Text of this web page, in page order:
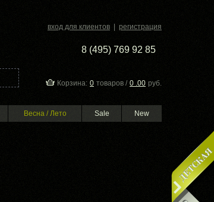
вход для клиентов регистрация
8 (495) 769 92 85
Корзина: 0 товаров / 0 .00 руб.
Весна / Лето Sale New